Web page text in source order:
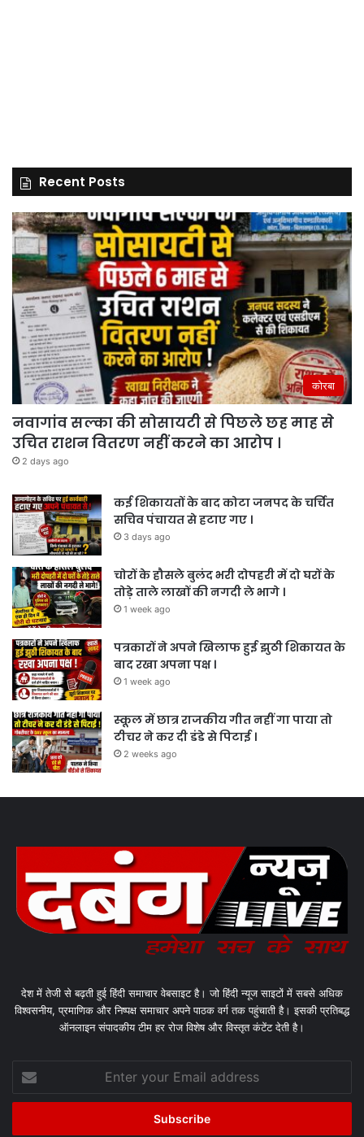
Recent Posts
कोरबा
नवागांव सल्का की सोसायटी से पिछले छह माह से
उचित राशन वितरण नहीं करने का आरोप ।
2 days ago
कई शिकायतों के बाद कोटा जनपद के चर्चित
सचिव पंचायत से हटाए गए ।
3 days ago
चोरों के हौसले बुलंद भरी दोपहरी में दो घरों के
तोड़े ताले लाखों की नगदी ले भागे ।
1 week ago
पत्रकारों ने अपने खिलाफ हुई झुठी शिकायत के
बाद रखा अपना पक्ष ।
1 week ago
स्कूल में छात्र राजकीय गीत नहीं गा पाया तो
टीचर ने कर दी डंडे से पिटाई ।
2 weeks ago
देश में तेजी से बढ़ती हुई हिंदी समाचार वेबसाइट है। जो हिंदी न्यूज साइटों में सबसे अधिक
विश्वसनीय, प्रमाणिक और निष्पक्ष समाचार अपने पाठक वर्ग तक पहुंचाती है। इसकी प्रतिबद्ध
ऑनलाइन संपादकीय टीम हर रोज विशेष और विस्तृत कंटेंट देती है।
your
Email